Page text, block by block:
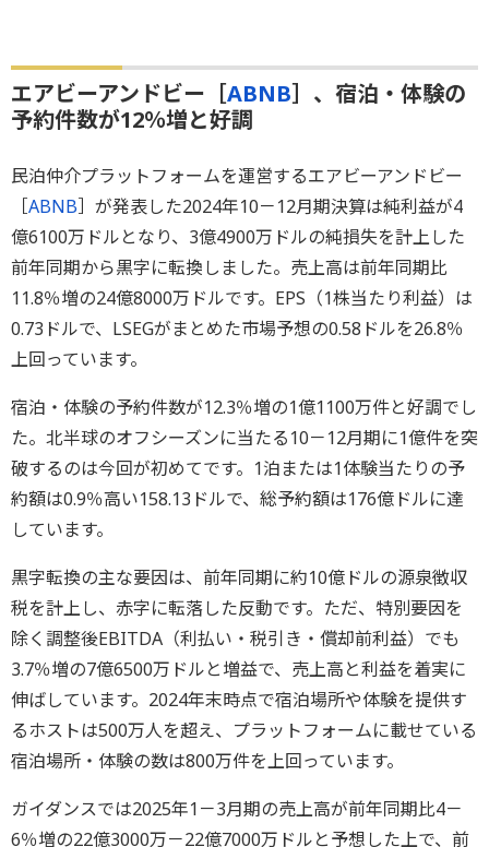
エアビーアンドビー［ABNB］、宿泊・体験の
予約件数が12％増と好調
民泊仲介プラットフォームを運営するエアビーアンドビー
［ABNB］が発表した2024年10－12月期決算は純利益が4
億6100万ドルとなり、3億4900万ドルの純損失を計上した
前年同期から黒字に転換しました。売上高は前年同期比
11.8％増の24億8000万ドルです。EPS（1株当たり利益）は
0.73ドルで、LSEGがまとめた市場予想の0.58ドルを26.8％
上回っています。
宿泊・体験の予約件数が12.3％増の1億1100万件と好調でし
た。北半球のオフシーズンに当たる10－12月期に1億件を突
破するのは今回が初めてです。1泊または1体験当たりの予
約額は0.9％高い158.13ドルで、総予約額は176億ドルに達
しています。
黒字転換の主な要因は、前年同期に約10億ドルの源泉徴収
税を計上し、赤字に転落した反動です。ただ、特別要因を
除く調整後EBITDA（利払い・税引き・償却前利益）でも
3.7％増の7億6500万ドルと増益で、売上高と利益を着実に
伸ばしています。2024年末時点で宿泊場所や体験を提供す
るホストは500万人を超え、プラットフォームに載せている
宿泊場所・体験の数は800万件を上回っています。
ガイダンスでは2025年1－3月期の売上高が前年同期比4－
6％増の22億3000万－22億7000万ドルと予想した上で、前